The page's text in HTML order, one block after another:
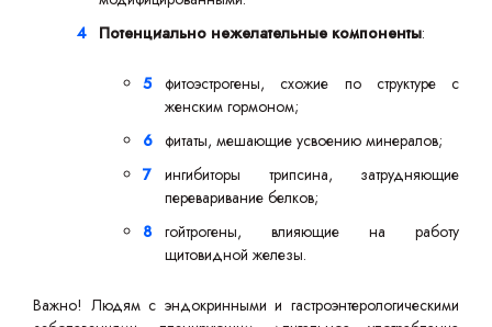
Потенциально нежелательные компоненты:
фитоэстрогены, схожие по структуре с
женским гормоном;
фитаты, мешающие усвоению минералов;
ингибиторы трипсина, затрудняющие
переваривание белков;
гойтрогены, влияющие на работу
щитовидной железы.
Важно! Людям с эндокринными и гастроэнтерологическими